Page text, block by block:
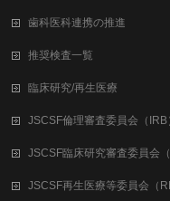
歯科医科連携の推進
推奨検査一覧
臨床研究/再生医療
JSCSF倫理審査委員会（IRB
JSCSF臨床研究審査委員会（
JSCSF再生医療等委員会（